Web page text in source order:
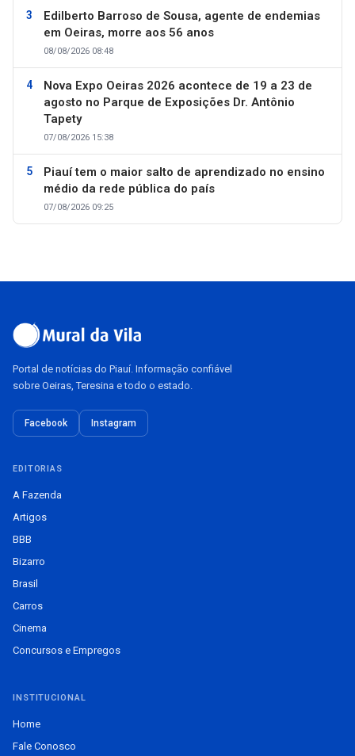
Edilberto Barroso de Sousa, agente de endemias
em Oeiras, morre aos 56 anos
08/08/2026 08:48
Nova Expo Oeiras 2026 acontece de 19 a 23 de
agosto no Parque de Exposições Dr. Antônio
Tapety
07/08/2026 15:38
Piauí tem o maior salto de aprendizado no ensino
médio da rede pública do país
07/08/2026 09:25
Portal de notícias do Piauí. Informação confiável
sobre Oeiras, Teresina e todo o estado.
Facebook Instagram
EDITORIAS
A Fazenda
Artigos
BBB
Bizarro
Brasil
Carros
Cinema
Concursos e Empregos
INSTITUCIONAL
Home
Fale Conosco